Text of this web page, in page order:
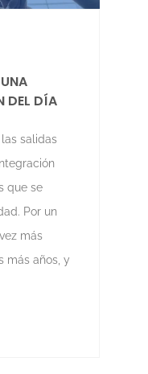
DEL DÍA
salidas
que se
Por un
más
más años, y